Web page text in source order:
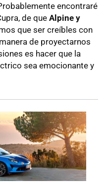
encontraré
de que Alpine y
que ser creíbles con
de proyectarnos
es hacer que la
sea emocionante y